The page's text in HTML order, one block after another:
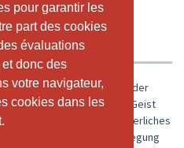
pour garantir les
part des cookies
évaluations
donc des
votre navigateur,
cookies dans les
pour garantir les
part des cookies
évaluations
donc des
votre navigateur,
cookies dans les
PROPOS DE NOUS
fühlst, dann ist es schon der
zu sehen. Körper und Geist
Stunde soll dich in ein körperliches
zum Leben und zur Bewegung